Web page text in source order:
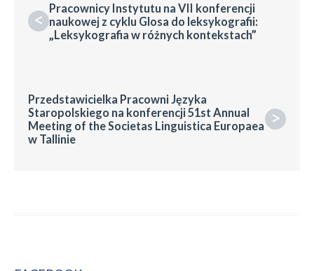
<
Pracownicy Instytutu na VII konferencji
naukowej z cyklu Glosa do leksykografii:
„Leksykografia w różnych kontekstach”
>
Przedstawicielka Pracowni Języka
Staropolskiego na konferencji 51st Annual
Meeting of the Societas Linguistica Europaea
w Tallinie